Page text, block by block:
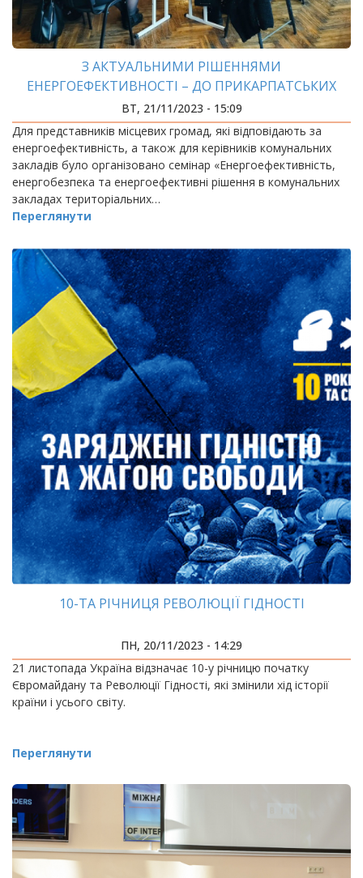
З АКТУАЛЬНИМИ РІШЕННЯМИ
ЕНЕРГОЕФЕКТИВНОСТІ – ДО ПРИКАРПАТСЬКИХ
ГРОМАД
ВТ, 21/11/2023 - 15:09
Для представників місцевих громад, які відповідають за
енергоефективність, а також для керівників комунальних
закладів було організовано семінар «Енергоефективність,
енергобезпека та енергоефективні рішення в комунальних
закладах територіальних…
Переглянути
10-ТА РІЧНИЦЯ РЕВОЛЮЦІЇ ГІДНОСТІ
ПН, 20/11/2023 - 14:29
21 листопада Україна відзначає 10-у річницю початку
Євромайдану та Революції Гідності, які змінили хід історії
країни і усього світу.
Переглянути